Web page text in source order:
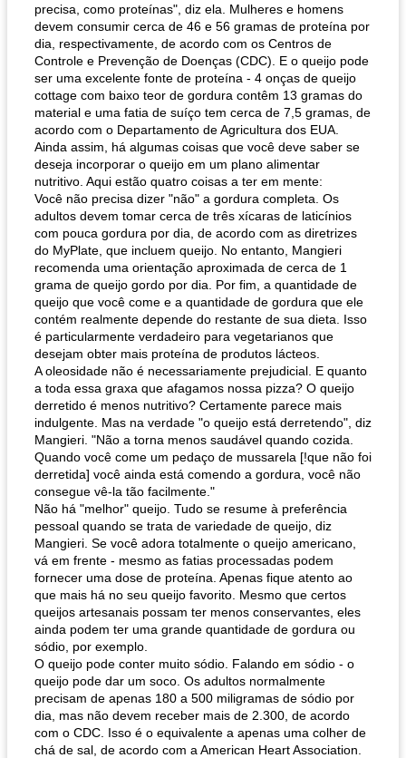
precisa, como proteínas", diz ela. Mulheres e homens
devem consumir cerca de 46 e 56 gramas de proteína por
dia, respectivamente, de acordo com os Centros de
Controle e Prevenção de Doenças (CDC). E o queijo pode
ser uma excelente fonte de proteína - 4 onças de queijo
cottage com baixo teor de gordura contêm 13 gramas do
material e uma fatia de suíço tem cerca de 7,5 gramas, de
acordo com o Departamento de Agricultura dos EUA.
Ainda assim, há algumas coisas que você deve saber se
deseja incorporar o queijo em um plano alimentar
nutritivo. Aqui estão quatro coisas a ter em mente:
Você não precisa dizer "não" a gordura completa. Os
adultos devem tomar cerca de três xícaras de laticínios
com pouca gordura por dia, de acordo com as diretrizes
do MyPlate, que incluem queijo. No entanto, Mangieri
recomenda uma orientação aproximada de cerca de 1
grama de queijo gordo por dia. Por fim, a quantidade de
queijo que você come e a quantidade de gordura que ele
contém realmente depende do restante de sua dieta. Isso
é particularmente verdadeiro para vegetarianos que
desejam obter mais proteína de produtos lácteos.
A oleosidade não é necessariamente prejudicial. E quanto
a toda essa graxa que afagamos nossa pizza? O queijo
derretido é menos nutritivo? Certamente parece mais
indulgente. Mas na verdade "o queijo está derretendo", diz
Mangieri. "Não a torna menos saudável quando cozida.
Quando você come um pedaço de mussarela [!que não foi
derretida] você ainda está comendo a gordura, você não
consegue vê-la tão facilmente."
Não há "melhor" queijo. Tudo se resume à preferência
pessoal quando se trata de variedade de queijo, diz
Mangieri. Se você adora totalmente o queijo americano,
vá em frente - mesmo as fatias processadas podem
fornecer uma dose de proteína. Apenas fique atento ao
que mais há no seu queijo favorito. Mesmo que certos
queijos artesanais possam ter menos conservantes, eles
ainda podem ter uma grande quantidade de gordura ou
sódio, por exemplo.
O queijo pode conter muito sódio. Falando em sódio - o
queijo pode dar um soco. Os adultos normalmente
precisam de apenas 180 a 500 miligramas de sódio por
dia, mas não devem receber mais de 2.300, de acordo
com o CDC. Isso é o equivalente a apenas uma colher de
chá de sal, de acordo com a American Heart Association.